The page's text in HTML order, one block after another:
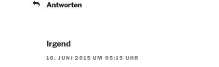
Antworten
Irgend
16. JUNI 2015 UM 05:15 UHR